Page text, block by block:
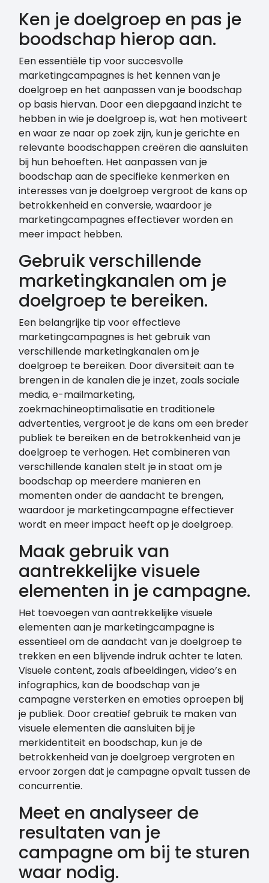
Ken je doelgroep en pas je
boodschap hierop aan.
Een essentiële tip voor succesvolle
marketingcampagnes is het kennen van je
doelgroep en het aanpassen van je boodschap
op basis hiervan. Door een diepgaand inzicht te
hebben in wie je doelgroep is, wat hen motiveert
en waar ze naar op zoek zijn, kun je gerichte en
relevante boodschappen creëren die aansluiten
bij hun behoeften. Het aanpassen van je
boodschap aan de specifieke kenmerken en
interesses van je doelgroep vergroot de kans op
betrokkenheid en conversie, waardoor je
marketingcampagnes effectiever worden en
meer impact hebben.
Gebruik verschillende
marketingkanalen om je
doelgroep te bereiken.
Een belangrijke tip voor effectieve
marketingcampagnes is het gebruik van
verschillende marketingkanalen om je
doelgroep te bereiken. Door diversiteit aan te
brengen in de kanalen die je inzet, zoals sociale
media, e-mailmarketing,
zoekmachineoptimalisatie en traditionele
advertenties, vergroot je de kans om een breder
publiek te bereiken en de betrokkenheid van je
doelgroep te verhogen. Het combineren van
verschillende kanalen stelt je in staat om je
boodschap op meerdere manieren en
momenten onder de aandacht te brengen,
waardoor je marketingcampagne effectiever
wordt en meer impact heeft op je doelgroep.
Maak gebruik van
aantrekkelijke visuele
elementen in je campagne.
Het toevoegen van aantrekkelijke visuele
elementen aan je marketingcampagne is
essentieel om de aandacht van je doelgroep te
trekken en een blijvende indruk achter te laten.
Visuele content, zoals afbeeldingen, video’s en
infographics, kan de boodschap van je
campagne versterken en emoties oproepen bij
je publiek. Door creatief gebruik te maken van
visuele elementen die aansluiten bij je
merkidentiteit en boodschap, kun je de
betrokkenheid van je doelgroep vergroten en
ervoor zorgen dat je campagne opvalt tussen de
concurrentie.
Meet en analyseer de
resultaten van je
campagne om bij te sturen
waar nodig.